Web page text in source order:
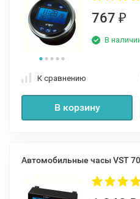
767 ₽
В
К сравнению
В корзину
Автомобильные часы VST